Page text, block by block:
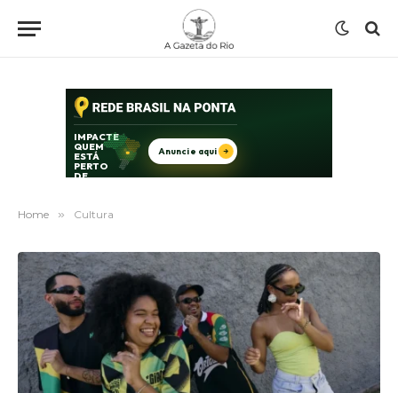
Home » Cultura